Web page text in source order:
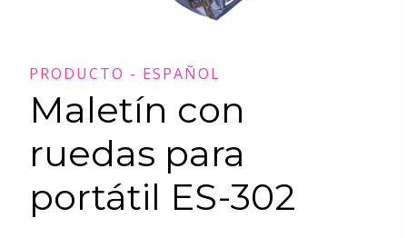
PRODUCTO - ESPAÑOL
Maletín con
ruedas para
portátil ES-302